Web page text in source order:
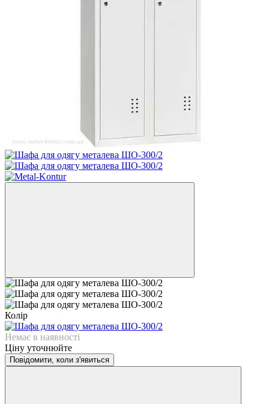
Колір
Немає в наявності
Ціну уточнюйте
Повідомити, коли з'явиться